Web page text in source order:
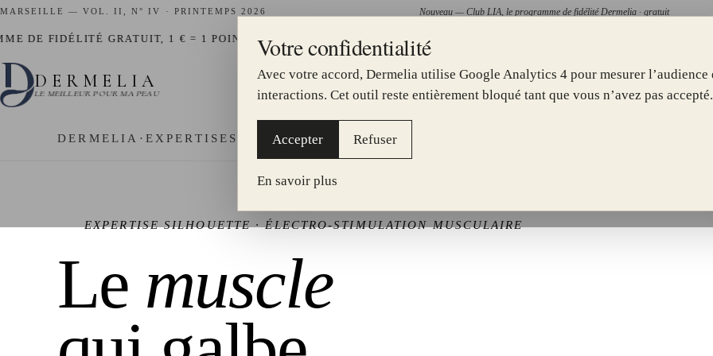
Votre confidentialité
Avec votre accord, Dermelia utilise Google Analytics 4 pour mesurer l’audience
interactions. Cet outil reste entièrement bloqué tant que vous n’avez pas accepté.
Accepter Refuser
En savoir plus
MARSEILLE — VOL. II, N° IV · PRINTEMPS 2026 Nouveau — Club LIA, le programme de fidélité Dermelia · gratuit
GRATUIT, 1 € = 1 POINT — HYDRAFACIAL DISPONIBLE AU CENTRE JOLIETTE TOXINE BOTULIQUE PAR
DERMELIA
LE MEILLEUR POUR MA PEAU
PRÉOCCUPATIONS III. TARIFS
DERMELIA · EXPERTISES Cristal Fit · muscle
EXPERTISE SILHOUETTE · ÉLECTRO-STIMULATION MUSCULAIRE
Le muscle